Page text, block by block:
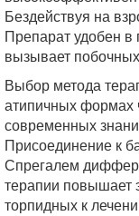
Бездействуя на
Препарат удобен
вызывает
Выбор метода
атипичных формах
современных
Присоединение к
Спрегалем
терапии повышает
торпидных к